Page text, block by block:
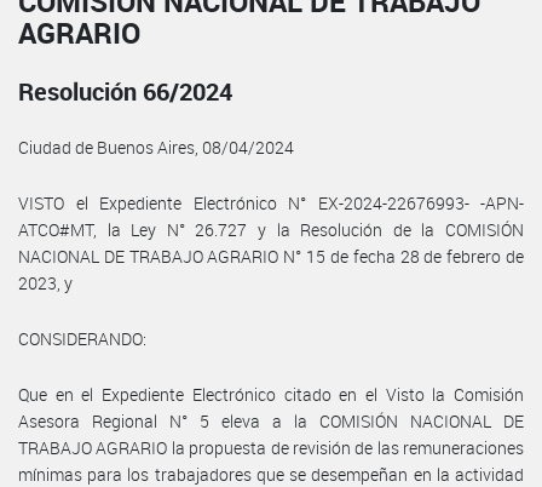
AGRARIO
Resolución 66/2024
Ciudad de Buenos Aires, 08/04/2024
VISTO el Expediente Electrónico N° EX-2024-22676993- -APN-
ATCO#MT, la Ley N° 26.727 y la Resolución de la COMISIÓN
NACIONAL DE TRABAJO AGRARIO N° 15 de fecha 28 de febrero de
2023, y
CONSIDERANDO:
Que en el Expediente Electrónico citado en el Visto la Comisión
Asesora Regional N° 5 eleva a la COMISIÓN NACIONAL DE
TRABAJO AGRARIO la propuesta de revisión de las remuneraciones
mínimas para los trabajadores que se desempeñan en la actividad